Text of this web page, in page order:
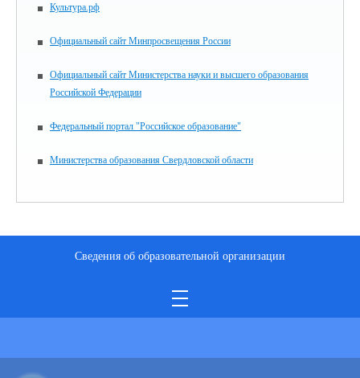
Культура.рф
Официальный сайт Минпросвещения России
Официальный сайт Министерства науки и высшего образования
Российской Федерации
Федеральный портал "Российское образование"
Министерства образования Свердловской области
Сведения об образовательной организации